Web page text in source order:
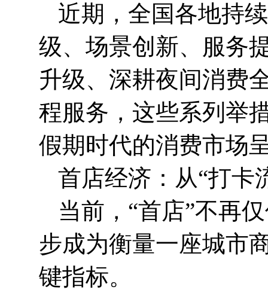
近期，全国各地持
级、场景创新、服务
升级、深耕夜间消费
程服务，这些系列举
假期时代的消费市场
首店经济：从“打卡
当前，“首店”不再
步成为衡量一座城市
键指标。